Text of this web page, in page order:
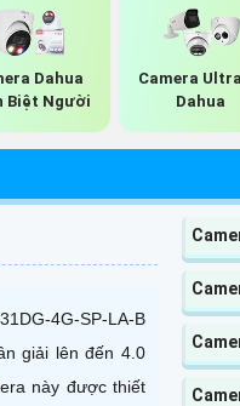
Dahua
Biệt Người
Camera
Dahua
4G-SP-LA-B
giải lên đến 4.0
này được thiết